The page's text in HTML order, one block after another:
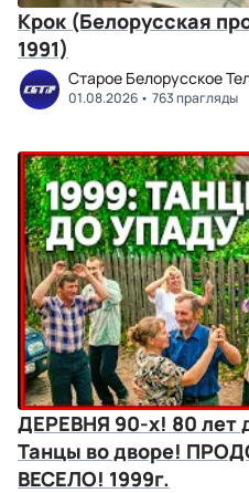
Крок (Белорусская
1991)
Старое Белорусское
01.08.2026 763 прагляды
ДЕРЕВНЯ 90-х! 80 лет
Танцы во дворе!
ВЕСЕЛО! 1999г.